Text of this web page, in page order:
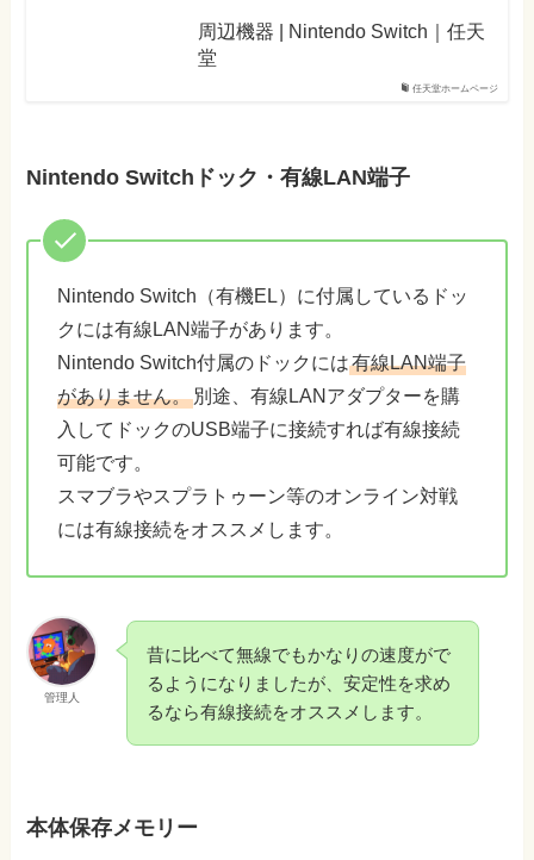
任天堂ホームページ
周辺機器 | Nintendo Switch｜任天
堂
Nintendo Switchドック・有線LAN端子
Nintendo Switch（有機EL）に付属しているドッ
クには有線LAN端子があります。
Nintendo Switch付属のドックには有線LAN端子
がありません。 別途、有線LANアダプターを購
入してドックのUSB端子に接続すれば有線接続
可能です。
スマブラやスプラトゥーン等のオンライン対戦
には有線接続をオススメします。
管理人
昔に比べて無線でもかなりの速度がで
るようになりましたが、安定性を求め
るなら有線接続をオススメします。
本体保存メモリー